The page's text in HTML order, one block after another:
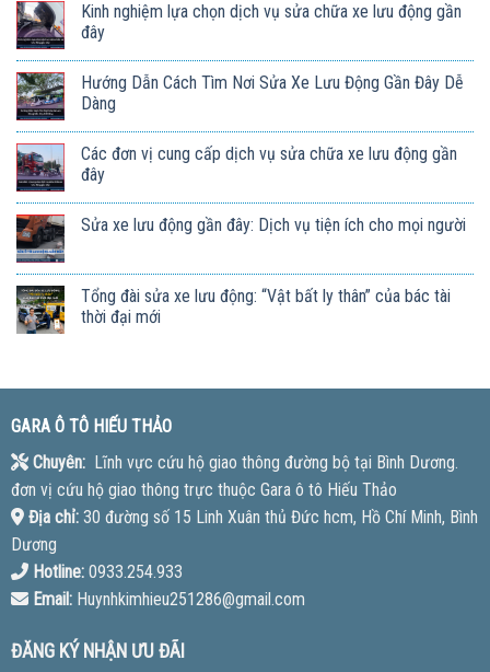
Kinh nghiệm lựa chọn dịch vụ sửa chữa xe lưu động gần
đây
Hướng Dẫn Cách Tìm Nơi Sửa Xe Lưu Động Gần Đây Dễ
Dàng
Các đơn vị cung cấp dịch vụ sửa chữa xe lưu động gần
đây
Sửa xe lưu động gần đây: Dịch vụ tiện ích cho mọi người
Tổng đài sửa xe lưu động: “Vật bất ly thân” của bác tài
thời đại mới
GARA Ô TÔ HIẾU THẢO
Chuyên:Lĩnh vực cứu hộ giao thông đường bộ tại Bình Dương.
đơn vị cứu hộ giao thông trực thuộc Gara ô tô Hiếu Thảo
Địa chỉ:30 đường số 15 Linh Xuân thủ Đức hcm, Hồ Chí Minh, Bình
Dương
Hotline:0933.254.933
Email:Huynhkimhieu251286@gmail.com
ĐĂNG KÝ NHẬN ƯU ĐÃI